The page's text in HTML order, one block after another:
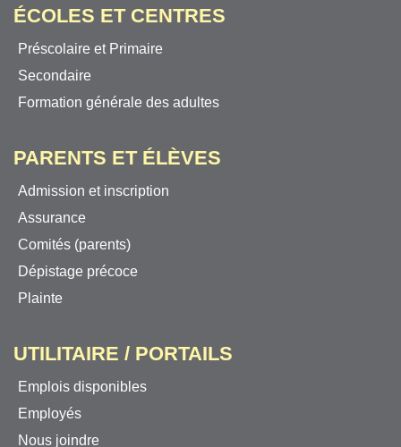
ÉCOLES ET CENTRES
Préscolaire et Primaire
Secondaire
Formation générale des adultes
PARENTS ET ÉLÈVES
Admission et inscription
Assurance
Comités (parents)
Dépistage précoce
Plainte
UTILITAIRE / PORTAILS
Emplois disponibles
Employés
Nous joindre